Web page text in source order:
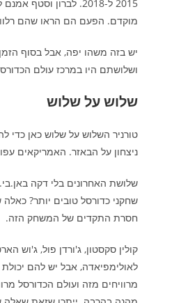
2015 ל-2018. לברון
מוקדם. הפעם הם הראו שהם
יש בזה משהו יפה, אבל בסוף
ושלושתם היו במרכז עולם
שלוש על שלוש
טורניר השלוש על שלוש כאן כדי
ניצחון על הבאזר. האמריקאים עפו בבתים. הנבחרת הורכבה
שחקני כדורסל טובים יותר?
חסרת התקדים של המשחק הזה.
קולין סקסטון, ג'ורדן פול, ג'וש
לאולימפיאדה, אבל יש להם
מרוויחים מזה ועולם הכדורסל